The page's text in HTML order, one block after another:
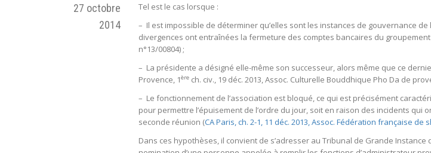
27 octobre
2014
Tel est le cas lorsque :
– Il est impossible de déterminer qu’elles sont les instances de gouvernance
divergences ont entraînées la fermeture des comptes bancaires du groupement
n°13/00804) ;
– La présidente a désigné elle-même son successeur, alors même que ce
Provence, 1ère ch. civ., 19 déc. 2013, Assoc. Culturelle Bouddhique Pho Da de
– Le fonctionnement de l’association est bloqué, ce qui est précisément
pour permettre l’épuisement de l’ordre du jour, soit en raison des incidents
seconde réunion (CA Paris, ch. 2-1, 11 déc. 2013, Assoc. Fédération française de
Dans ces hypothèses, il convient de s’adresser au Tribunal de Grande